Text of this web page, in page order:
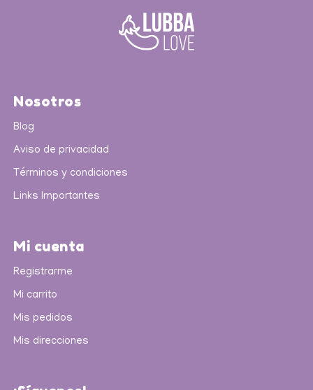
Nosotros
Blog
Aviso de privacidad
Términos y condiciones
Links Importantes
Mi cuenta
Registrarme
Mi carrito
Mis pedidos
Mis direcciones